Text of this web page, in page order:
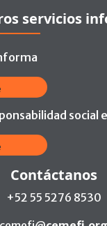
servicios
social
Contáctanos
+52 55 5276 8530